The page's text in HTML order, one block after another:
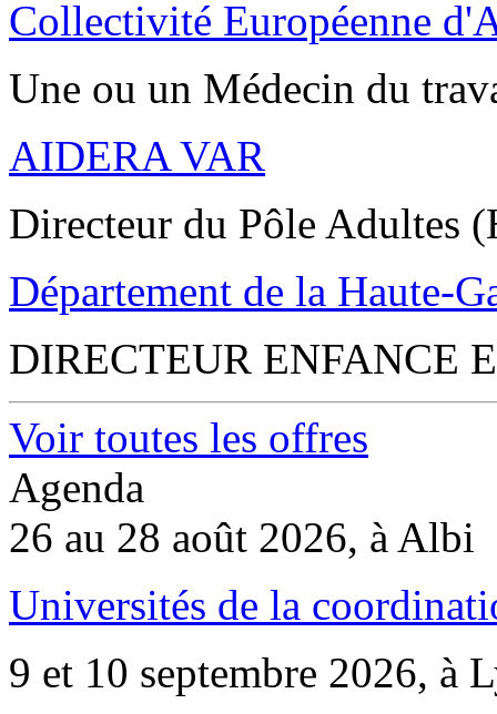
Collectivité Européenne
Une ou un Médecin du
AIDERA VAR
Directeur du Pôle Adultes
Département de la Haute-
DIRECTEUR ENFANCE
Voir toutes les offres
Agenda
26 au 28 août 2026, à Albi
Universités de la
9 et 10 septembre 2026, à